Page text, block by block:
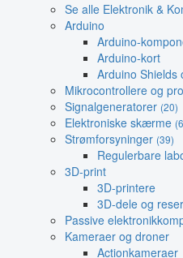
Se alle Elektronik &
Arduino
Arduino-
Arduino-kort
Arduino Shields
Mikrocontrollere og
Signalgeneratorer (20)
Elektroniske skærme
Strømforsyninger (39)
Regulerbare
3D-print
3D-printere
3D-dele og
Passive
Kameraer og droner
Actionkameraer